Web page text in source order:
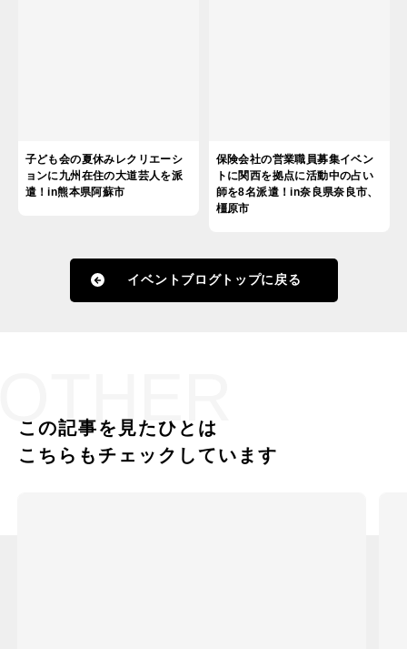
子ども会の夏休みレクリエーシ
ョンに九州在住の大道芸人を派
遣！in熊本県阿蘇市
保険会社の営業職員募集イベン
トに関西を拠点に活動中の占い
師を8名派遣！in奈良県奈良市、
橿原市
イベントブログトップに戻る
この記事を見たひとは
こちらもチェックしています